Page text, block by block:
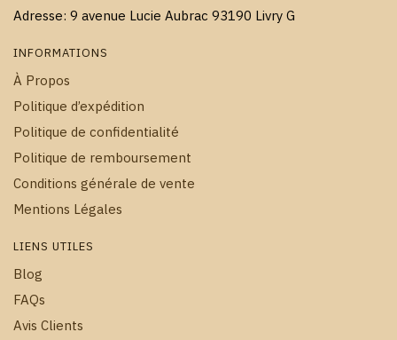
Adresse: 9 avenue Lucie Aubrac 93190 Livry G
INFORMATIONS
À Propos
Politique d’expédition
Politique de confidentialité
Politique de remboursement
Conditions générale de vente
Mentions Légales
LIENS UTILES
Blog
FAQs
Avis Clients